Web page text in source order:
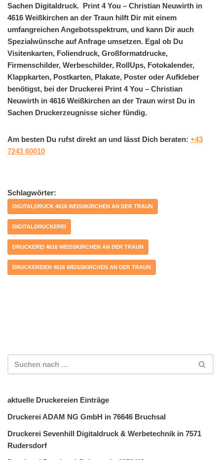
Sachen Digitaldruck. Print 4 You – Christian Neuwirth in
4616 Weißkirchen an der Traun hilft Dir mit einem
umfangreichen Angebotsspektrum, und kann Dir auch
Spezialwünsche auf Anfrage umsetzen. Egal ob Du
Visitenkarten, Foliendruck, Großformatdrucke,
Firmenschilder, Werbeschilder, RollUps, Fotokalender,
Klappkarten, Postkarten, Plakate, Poster oder Aufkleber
benötigst, bei der Druckerei Print 4 You – Christian
Neuwirth in 4616 Weißkirchen an der Traun wirst Du in
Sachen Druckerzeugnisse sicher fündig.
Am besten Du rufst direkt an und lässt Dich beraten: +43
7243 60010
Schlagwörter:
DIGITALDRUCK 4616 WEISSKIRCHEN AN DER TRAUN
DIGITALDRUCKEREI
DRUCKEREI 4616 WEISSKIRCHEN AN DER TRAUN
DRUCKEREIEN 4616 WEISSKIRCHEN AN DER TRAUN
aktuelle Druckereien Einträge
Druckerei ADAM NG GmbH in 76646 Bruchsal
Druckerei Sevenhill Digitaldruck & Werbetechnik in 7571
Rudersdorf